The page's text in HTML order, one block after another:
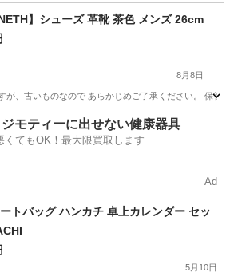
小物 需要
】シューズ 革靴 茶色 メンズ 26cm
8月8日
が、古いものなので あらかじめご了承ください。 保
靴 シューズ
ジモティーに出せない健康器具
くてもOK！最大限買取します
Ad
トバッグ ハンカチ 卓上カレンダー セッ
5月10日